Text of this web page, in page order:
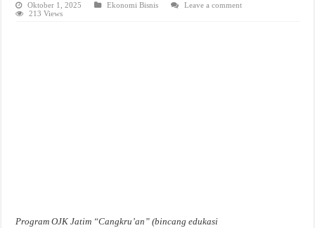
Oktober 1, 2025 Ekonomi Bisnis
Leave a comment
213 Views
Program OJK Jatim “Cangkru’an” (bincang edukasi